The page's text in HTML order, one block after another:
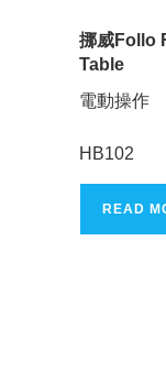
挪威Follo
Table
電動操作
HB102
READ